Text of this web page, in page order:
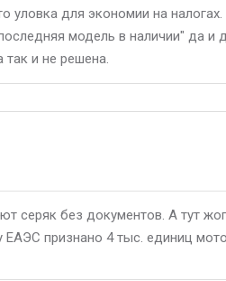
уловка для экономии на
модель в наличии" да и
так и не решена.
серяк без документов. А тут
признано 4 тыс. единиц